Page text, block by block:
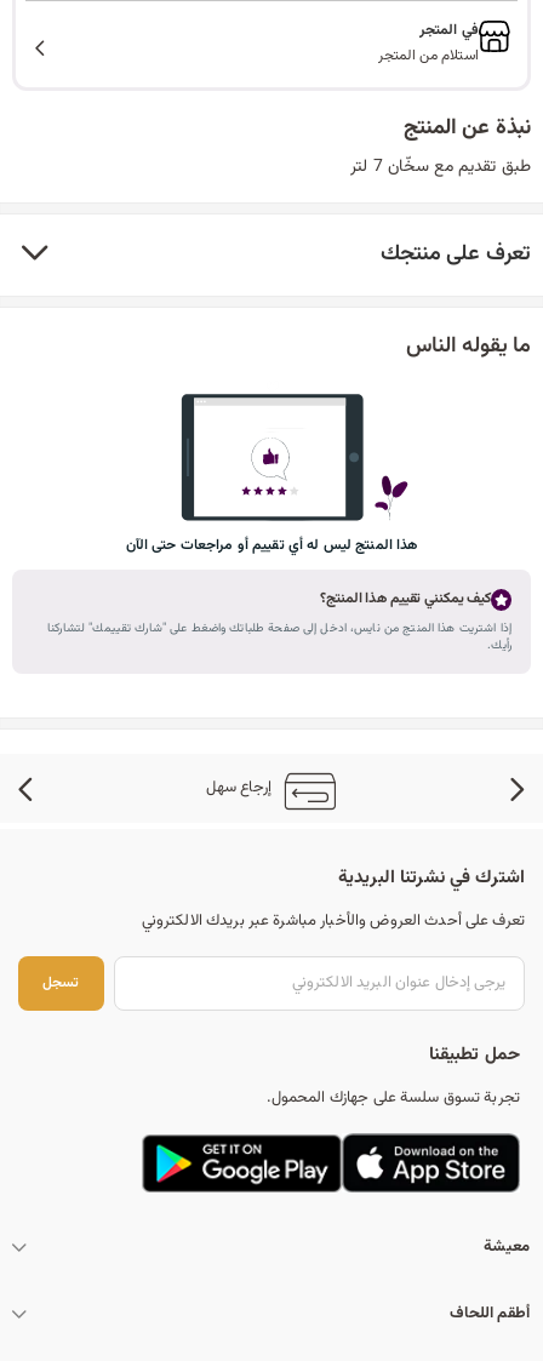
في المتجر
استلام من المتجر
نبذة عن المنتج
طبق تقديم مع سخّان 7 لتر
تعرف على منتجك
ما يقوله الناس
هذا المنتج ليس له أي تقييم أو مراجعات حتى الآن
كيف يمكنني تقييم هذا المنتج؟
إذا اشتريت هذا المنتج من نايس، ادخل إلى صفحة طلباتك واضغط على "شارك تقييمك" لتشاركنا
رأيك.
إرجاع سهل
اشترك في نشرتنا البريدية
تعرف على أحدث العروض والأخبار مباشرة عبر بريدك الالكتروني
تسجل
حمل تطبيقنا
تجربة تسوق سلسة على جهازك المحمول.
معيشة
أطقم اللحاف